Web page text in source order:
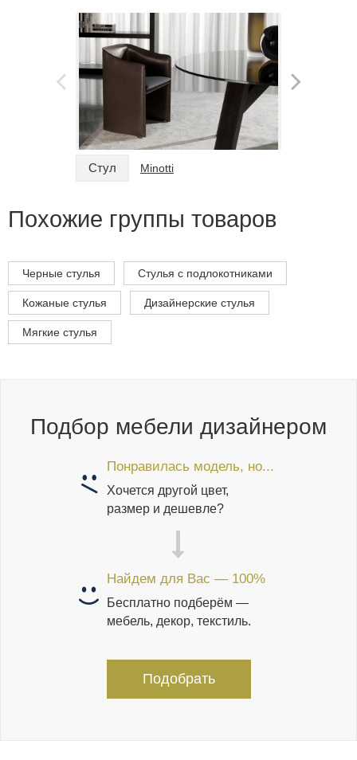
Стул Minotti
Похожие группы товаров
Черные стулья Стулья с подлокотниками
Кожаные стулья Дизайнерские стулья
Мягкие стулья
Подбор мебели дизайнером
Понравилась модель, но...
Хочется другой цвет,
размер и дешевле?
Найдем для Вас — 100%
Бесплатно подберём —
мебель, декор, текстиль.
Подобрать